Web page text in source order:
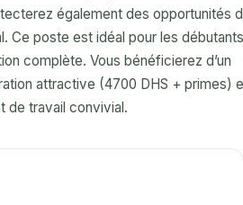
également des opportunités
Ce poste est idéal pour les débutants
complète. Vous bénéficierez d’un
attractive (4700 DHS + primes)
de travail convivial.